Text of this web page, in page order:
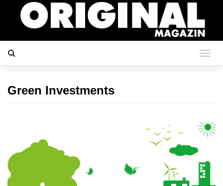
Green Investments